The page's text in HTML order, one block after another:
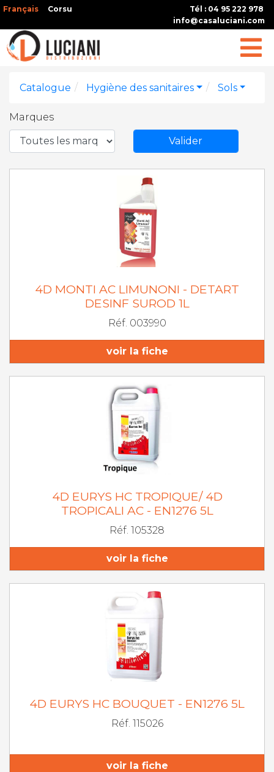
Français Corsu
Tél : 04 95 222 978
info@casaluciani.com
Catalogue Hygiène des sanitaires Sols
Marques
Valider
4D MONTI AC LIMUNONI - DETART
DESINF SUROD 1L
Réf. 003990
voir la fiche
4D EURYS HC TROPIQUE/ 4D
TROPICALI AC - EN1276 5L
Réf. 105328
voir la fiche
4D EURYS HC BOUQUET - EN1276 5L
Réf. 115026
voir la fiche